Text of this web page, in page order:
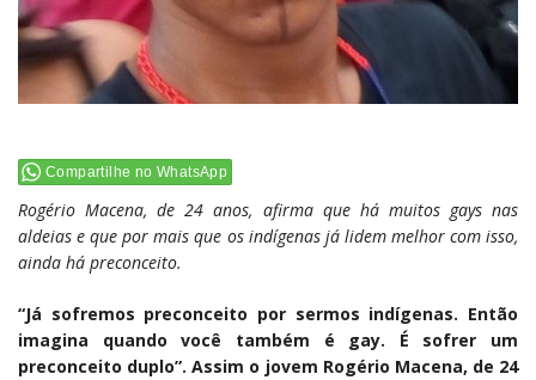
Compartilhe no WhatsApp
Rogério Macena, de 24 anos, afirma que há muitos gays nas
aldeias e que por mais que os indígenas já lidem melhor com isso,
ainda há preconceito.
“Já sofremos preconceito por sermos indígenas. Então
imagina quando você também é gay. É sofrer um
preconceito duplo”. Assim o jovem Rogério Macena, de 24